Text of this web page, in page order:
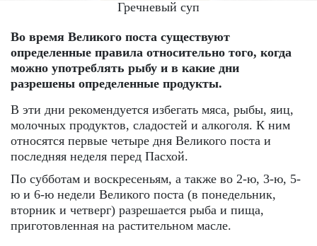
Гречневый суп
Во время Великого поста существуют
определенные правила относительно того, когда
можно употреблять рыбу и в какие дни
разрешены определенные продукты.
В эти дни рекомендуется избегать мяса, рыбы, яиц,
молочных продуктов, сладостей и алкоголя. К ним
относятся первые четыре дня Великого поста и
последняя неделя перед Пасхой.
По субботам и воскресеньям, а также во 2-ю, 3-ю, 5-
ю и 6-ю недели Великого поста (в понедельник,
вторник и четверг) разрешается рыба и пища,
приготовленная на растительном масле.